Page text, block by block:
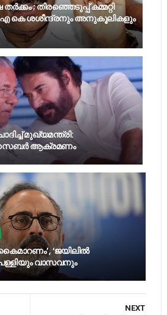
; തിരഞ്ഞെടുപ്പ് കമ്മറ്റി
എ കെ ശശീന്ദ്രനും അനുകൂലികളും
മുഖ്യമന്ത്രി:
സൈബര്‍ ആക്രമണം
‘ജയിലിൽ
വാസവനും
NEXT